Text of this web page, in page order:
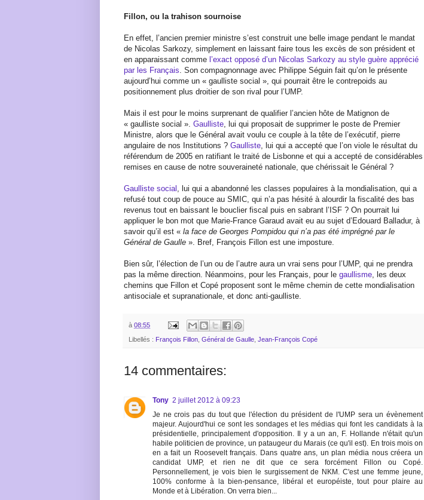
Fillon, ou la trahison sournoise
En effet, l’ancien premier ministre s’est construit une belle image pendant le mandat
de Nicolas Sarkozy, simplement en laissant faire tous les excès de son président et
en apparaissant comme l’exact opposé d’un Nicolas Sarkozy au style guère apprécié
par les Français . Son compagnonnage avec Philippe Séguin fait qu’on le présente
aujourd’hui comme un « gaulliste social », qui pourrait être le contrepoids au
positionnement plus droitier de son rival pour l’UMP.
Mais il est pour le moins surprenant de qualifier l’ancien hôte de Matignon de
« gaulliste social ». Gaulliste , lui qui proposait de supprimer le poste de Premier
Ministre, alors que le Général avait voulu ce couple à la tête de l’exécutif, pierre
angulaire de nos Institutions ? Gaulliste , lui qui a accepté que l’on viole le résultat du
référendum de 2005 en ratifiant le traité de Lisbonne et qui a accepté de considérables
remises en cause de notre souveraineté nationale, que chérissait le Général ?
Gaulliste social , lui qui a abandonné les classes populaires à la mondialisation, qui a
refusé tout coup de pouce au SMIC, qui n’a pas hésité à alourdir la fiscalité des bas
revenus tout en baissant le bouclier fiscal puis en sabrant l’ISF ? On pourrait lui
appliquer le bon mot que Marie-France Garaud avait eu au sujet d’Edouard Balladur, à
savoir qu’il est « la face de Georges Pompidou qui n’a pas été imprégné par le
Général de Gaulle ». Bref, François Fillon est une imposture.
Bien sûr, l’élection de l’un ou de l’autre aura un vrai sens pour l’UMP, qui ne prendra
pas la même direction. Néanmoins, pour les Français, pour le gaullisme , les deux
chemins que Fillon et Copé proposent sont le même chemin de cette mondialisation
antisociale et supranationale, et donc anti-gaulliste.
à 08:55
Libellés : François Fillon Général de Gaulle Jean-François Copé
14 commentaires:
Tony 2 juillet 2012 à 09:23
Je ne crois pas du tout que l'élection du président de l'UMP sera un évènement
majeur. Aujourd'hui ce sont les sondages et les médias qui font les candidats à la
présidentielle, principalement d'opposition. Il y a un an, F. Hollande n'était qu'un
habile politicien de province, un pataugeur du Marais (ce qu'il est). En trois mois on
en a fait un Roosevelt français. Dans quatre ans, un plan média nous créera un
candidat UMP, et rien ne dit que ce sera forcément Fillon ou Copé.
Personnellement, je vois bien le surgissement de NKM. C'est une femme jeune,
100% conforme à la bien-pensance, libéral et européiste, tout pour plaire au
Monde et à Libération. On verra bien...